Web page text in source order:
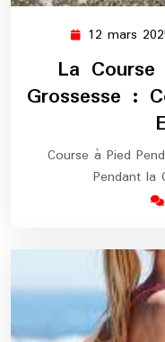
12 mars
La
Grossesse :
Course à Pied
Pendant la